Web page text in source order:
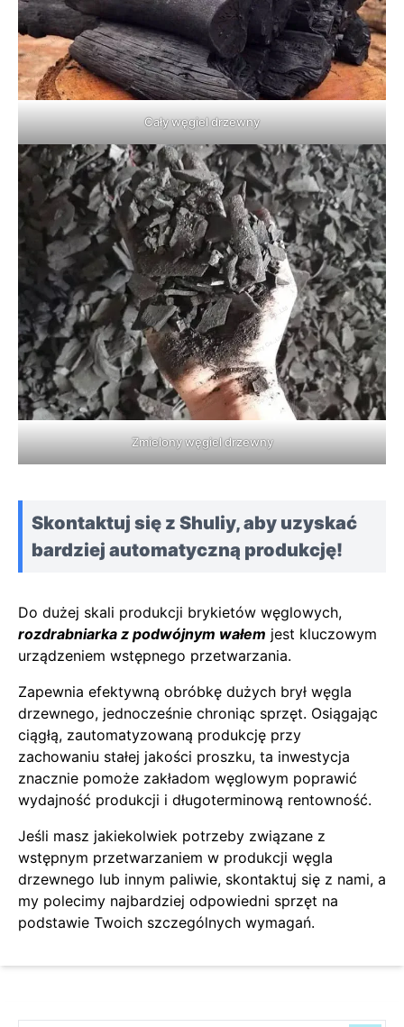
Cały węgiel drzewny
Zmielony węgiel drzewny
Skontaktuj się z Shuliy, aby uzyskać
bardziej automatyczną produkcję!
Do dużej skali produkcji brykietów węglowych,
rozdrabniarka z podwójnym wałem jest kluczowym
urządzeniem wstępnego przetwarzania.
Zapewnia efektywną obróbkę dużych brył węgla
drzewnego, jednocześnie chroniąc sprzęt. Osiągając
ciągłą, zautomatyzowaną produkcję przy
zachowaniu stałej jakości proszku, ta inwestycja
znacznie pomoże zakładom węglowym poprawić
wydajność produkcji i długoterminową rentowność.
Jeśli masz jakiekolwiek potrzeby związane z
wstępnym przetwarzaniem w produkcji węgla
drzewnego lub innym paliwie, skontaktuj się z nami, a
my polecimy najbardziej odpowiedni sprzęt na
podstawie Twoich szczególnych wymagań.